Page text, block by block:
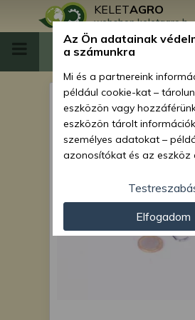
KELETAGRO
webshop.keletagro.hu
Műtrágyacső rugó
vetőgépekhez
Az Ön adatainak
a számunkra
Mi és a partnereink
például cookie-kat –
eszközön vagy
eszközön tárolt
személyes adatokat –
azonosítókat és az eszköz
személyre szabott
tartalom nyújtásához,
tartalomméréshez,
gyűjtéséhez, valamint
kifejlesztéséhez és a
Elfogadom